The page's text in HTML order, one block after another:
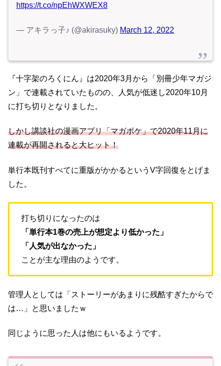
https://t.co/npEhWXWEX8
— アキラっ子♪ (@akirasuky) March 12, 2022
『十字架のろくにん』は2020年3月から「別冊少年マガジ
ン」で連載されていたものの、人気が低迷し2020年10月
に打ち切りとなりました。
しかし講談社の漫画アプリ「マガポケ」で2020年11月に
連載が再開されると大ヒット！
単行本既刊すべてに重版がかかるというV字回復をとげま
した。
打ち切りになったのは
「単行本1巻の売上が想定より低かった」
「人気が出なかった」
ことが主な理由のようです。
管理人としては「ストーリーがあまりに残酷すぎたからで
は…」と思いましたｗ
同じように思った人は他にもいるようです。